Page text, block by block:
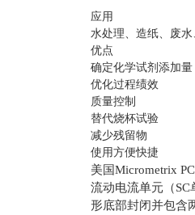
应用
水处理、造纸、废
优点
确定化学试剂添加量
优化过程绩效
质量控制
替代烧杯试验
减少残留物
使用方便快捷
美国Micrometrix
流动电流单元（
形底部封闭并包含